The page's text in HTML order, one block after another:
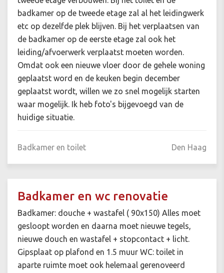
badkamer op de tweede etage zal al het leidingwerk
etc op dezelfde plek blijven. Bij het verplaatsen van
de badkamer op de eerste etage zal ook het
leiding/afvoerwerk verplaatst moeten worden.
Omdat ook een nieuwe vloer door de gehele woning
geplaatst word en de keuken begin december
geplaatst wordt, willen we zo snel mogelijk starten
waar mogelijk. Ik heb foto's bijgevoegd van de
huidige situatie.
Badkamer en toilet Den Haag
Badkamer en wc renovatie
Badkamer: douche + wastafel ( 90x150) Alles moet
gesloopt worden en daarna moet nieuwe tegels,
nieuwe douch en wastafel + stopcontact + licht.
Gipsplaat op plafond en 1.5 muur WC: toilet in
aparte ruimte moet ook helemaal gerenoveerd